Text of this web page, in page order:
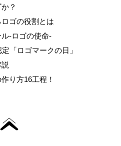
？
ゴの役割とは
-ロゴの使命-
「ロゴマークの日」
り方16工程！